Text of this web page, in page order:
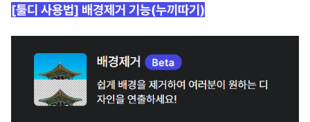
[툴디 사용법] 배경제거 기능(누끼따기)